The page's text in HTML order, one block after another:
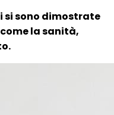
si sono dimostrate
la sanità,